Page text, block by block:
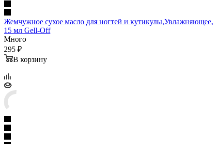
Жемчужное сухое масло для ногтей и кутикулы,Увлажняющее,
15 мл Gell-Off
Много
295 ₽
В корзину